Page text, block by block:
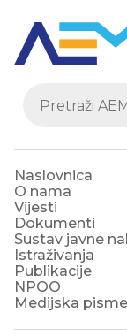
Naslovnica
O nama
Vijesti
Dokumenti
Sustav javne
Istraživanja
Publikacije
NPOO
Medijska